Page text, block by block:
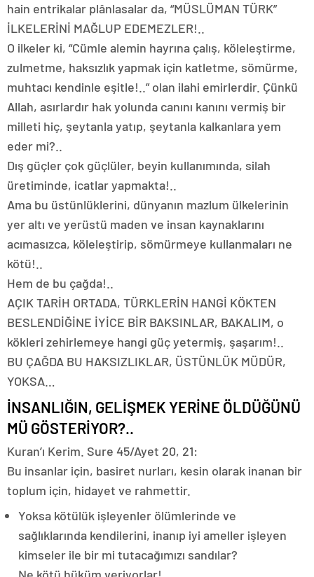
hain entrikalar plânlasalar da, “MÜSLÜMAN TÜRK”
İLKELERİNİ MAĞLUP EDEMEZLER!..
O ilkeler ki, “Cümle alemin hayrına çalış, köleleştirme,
zulmetme, haksızlık yapmak için katletme, sömürme,
muhtacı kendinle eşitle!..” olan ilahi emirlerdir. Çünkü
Allah, asırlardır hak yolunda canını kanını vermiş bir
milleti hiç, şeytanla yatıp, şeytanla kalkanlara yem
eder mi?..
Dış güçler çok güçlüler, beyin kullanımında, silah
üretiminde, icatlar yapmakta!..
Ama bu üstünlüklerini, dünyanın mazlum ülkelerinin
yer altı ve yerüstü maden ve insan kaynaklarını
acımasızca, köleleştirip, sömürmeye kullanmaları ne
kötü!..
Hem de bu çağda!..
AÇIK TARİH ORTADA, TÜRKLERİN HANGİ KÖKTEN
BESLENDİĞİNE İYİCE BİR BAKSINLAR, BAKALIM, o
kökleri zehirlemeye hangi güç yetermiş, şaşarım!..
BU ÇAĞDA BU HAKSIZLIKLAR, ÜSTÜNLÜK MÜDÜR,
YOKSA…
İNSANLIĞIN, GELİŞMEK YERİNE ÖLDÜĞÜNÜ
MÜ GÖSTERİYOR?..
Kuran’ı Kerim. Sure 45/Ayet 20, 21:
Bu insanlar için, basiret nurları, kesin olarak inanan bir
toplum için, hidayet ve rahmettir.
Yoksa kötülük işleyenler ölümlerinde ve
sağlıklarında kendilerini, inanıp iyi ameller işleyen
kimseler ile bir mi tutacağımızı sandılar?